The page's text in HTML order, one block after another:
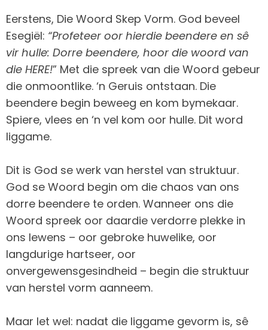
Eerstens, Die Woord Skep Vorm. God beveel
Esegiël: “Profeteer oor hierdie beendere en sê
vir hulle: Dorre beendere, hoor die woord van
die HERE!” Met die spreek van die Woord gebeur
die onmoontlike. ‘n Geruis ontstaan. Die
beendere begin beweeg en kom bymekaar.
Spiere, vlees en ‘n vel kom oor hulle. Dit word
liggame.
Dit is God se werk van herstel van struktuur.
God se Woord begin om die chaos van ons
dorre beendere te orden. Wanneer ons die
Woord spreek oor daardie verdorre plekke in
ons lewens – oor gebroke huwelike, oor
langdurige hartseer, oor
onvergewensgesindheid – begin die struktuur
van herstel vorm aanneem.
Maar let wel: nadat die liggame gevorm is, sê